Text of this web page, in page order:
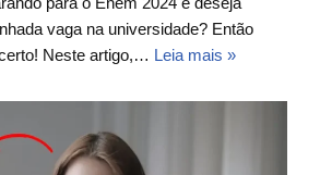
vaga na universidade? Então
Neste artigo,… Leia mais »